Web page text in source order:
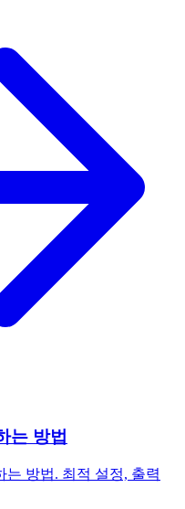
는 방법
방법. 최적 설정, 출력